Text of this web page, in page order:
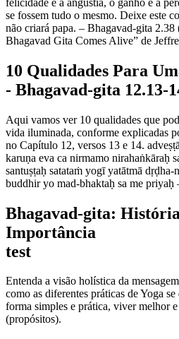
felicidade e a angústia, o ganho e a
se fossem tudo o mesmo. Deixe este
não criará papa. – Bhagavad-gita
Bhagavad Gita Comes Alive” de
10 Qualidades Para
- Bhagavad-gita 12.13-
Aqui vamos ver 10 qualidades que
vida iluminada, conforme explicadas
no Capítulo 12, versos 13 e 14.
karuṇa eva ca nirmamo nirahaṅkāraḥ
santuṣṭaḥ satataṁ yogī yatātmā
buddhir yo mad-bhaktaḥ sa me priyaḥ
Bhagavad-gita:
Importância
test
Entenda a visão holística da
como as diferentes práticas de Yoga
forma simples e prática, viver melhor
(propósitos).